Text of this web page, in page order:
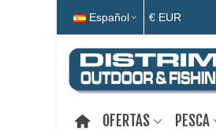
Español € EUR
OFERTAS PESCA